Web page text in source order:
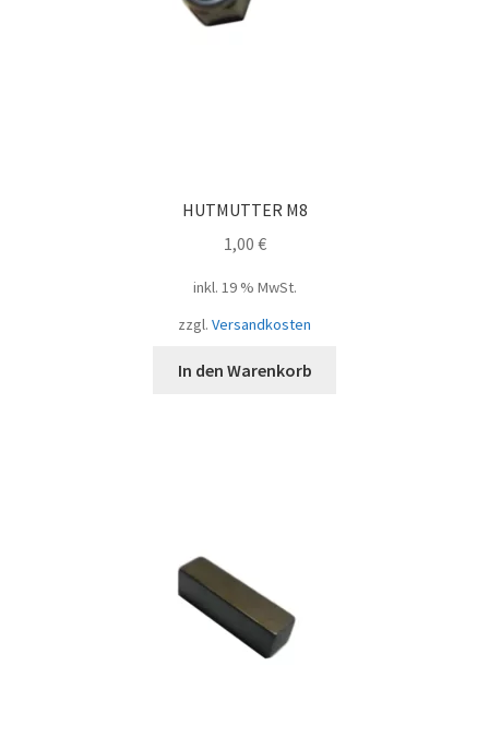
HUTMUTTER M8
1,00 €
inkl. 19 % MwSt.
zzgl. Versandkosten
In den Warenkorb